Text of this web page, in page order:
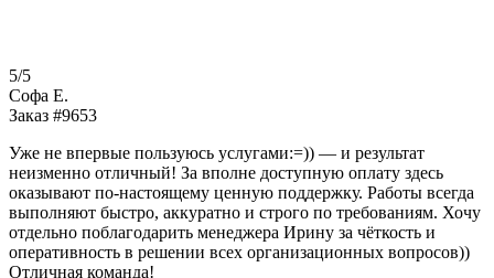
5/5
Софа Е.
Заказ #9653
Уже не впервые пользуюсь услугами:=)) — и результат
неизменно отличный! За вполне доступную оплату здесь
оказывают по-настоящему ценную поддержку. Работы всегда
выполняют быстро, аккуратно и строго по требованиям. Хочу
отдельно поблагодарить менеджера Ирину за чёткость и
оперативность в решении всех организационных вопросов))
Отличная команда!